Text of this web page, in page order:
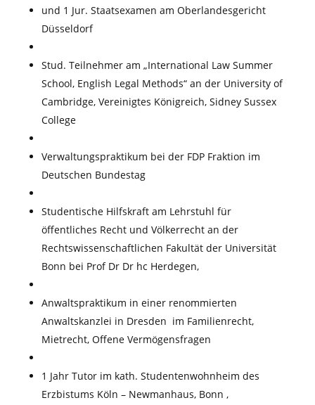
und 1 Jur. Staatsexamen am Oberlandesgericht
Düsseldorf
Stud. Teilnehmer am „International Law Summer
School, English Legal Methods“ an der University of
Cambridge, Vereinigtes Königreich, Sidney Sussex
College
Verwaltungspraktikum bei der FDP Fraktion im
Deutschen Bundestag
Studentische Hilfskraft am Lehrstuhl für
öffentliches Recht und Völkerrecht an der
Rechtswissenschaftlichen Fakultät der Universität
Bonn bei Prof Dr Dr hc Herdegen,
Anwaltspraktikum in einer renommierten
Anwaltskanzlei in Dresden im Familienrecht,
Mietrecht, Offene Vermögensfragen
1 Jahr Tutor im kath. Studentenwohnheim des
Erzbistums Köln – Newmanhaus, Bonn ,